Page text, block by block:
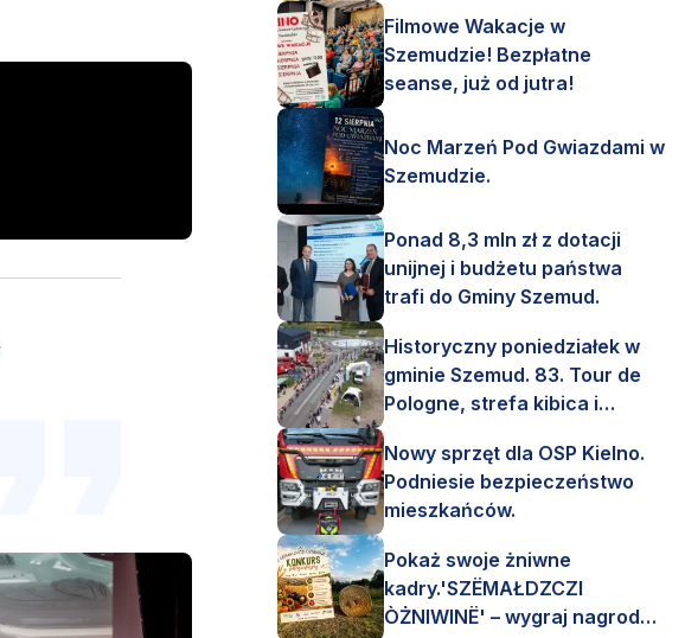
Filmowe Wakacje w
Szemudzie! Bezpłatne
seanse, już od jutra!
Noc Marzeń Pod Gwiazdami w
Szemudzie.
Ponad 8,3 mln zł z dotacji
unijnej i budżetu państwa
trafi do Gminy Szemud.
Historyczny poniedziałek w
gminie Szemud. 83. Tour de
Pologne, strefa kibica i
Nowy sprzęt dla OSP Kielno.
Podniesie bezpieczeństwo
mieszkańców.
Pokaż swoje żniwne
kadry.'SZËMAŁDZCZI
ÒŻNIWINË' – wygraj nagrody